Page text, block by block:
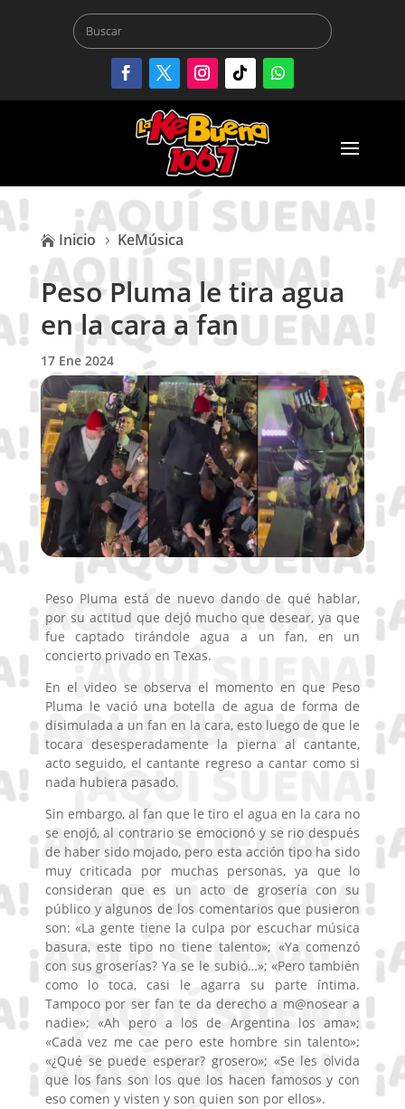
 Inicio 5 KeMúsica
Peso Pluma le tira agua
en la cara a fan
17 Ene 2024
Peso Pluma está de nuevo dando de qué hablar,
por su actitud que dejó mucho que desear, ya que
fue captado tirándole agua a un fan, en un
concierto privado en Texas.
En el video se observa el momento en que Peso
Pluma le vació una botella de agua de forma de
disimulada a un fan en la cara, esto luego de que le
tocara desesperadamente la pierna al cantante,
acto seguido, el cantante regreso a cantar como si
nada hubiera pasado.
Sin embargo, al fan que le tiro el agua en la cara no
se enojó, al contrario se emocionó y se rio después
de haber sido mojado, pero esta acción tipo ha sido
muy criticada por muchas personas, ya que lo
consideran que es un acto de grosería con su
público y algunos de los comentarios que pusieron
son: «La gente tiene la culpa por escuchar música
basura, este tipo no tiene talento»; «Ya comenzó
con sus groserías? Ya se le subió…»; «Pero también
como lo toca, casi le agarra su parte íntima.
Tampoco por ser fan te da derecho a m@nosear a
nadie»; «Ah pero a los de Argentina los ama»;
«Cada vez me cae pero este hombre sin talento»;
«¿Qué se puede esperar? grosero»; «Se les olvida
que los fans son los que los hacen famosos y con
eso comen y visten y son quien son por ellos».